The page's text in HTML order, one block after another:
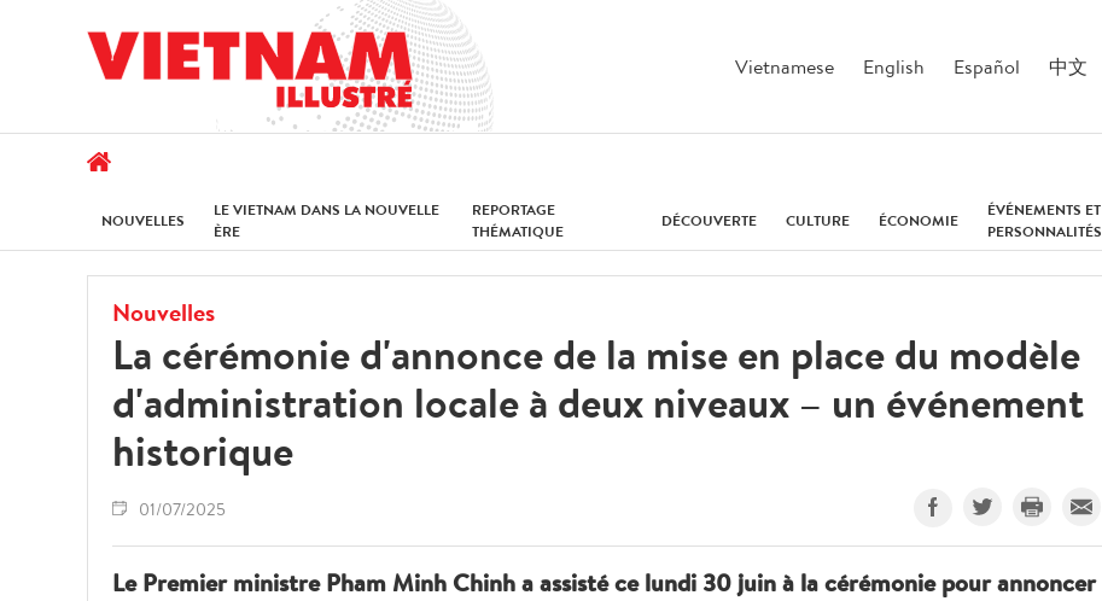
Vietnamese English Español 中文
NOUVELLES
LE VIETNAM DANS LA NOUVELLE
ÈRE
REPORTAGE
THÉMATIQUE
DÉCOUVERTE CULTURE ÉCONOMIE
ÉVÉNEMENTS ET
PERSONNALITÉS
Nouvelles
La cérémonie d'annonce de la mise en place du modèle
d'administration locale à deux niveaux – un événement
historique
01/07/2025
Le Premier ministre Pham Minh Chinh a assisté ce lundi 30 juin à la cérémonie pour annoncer